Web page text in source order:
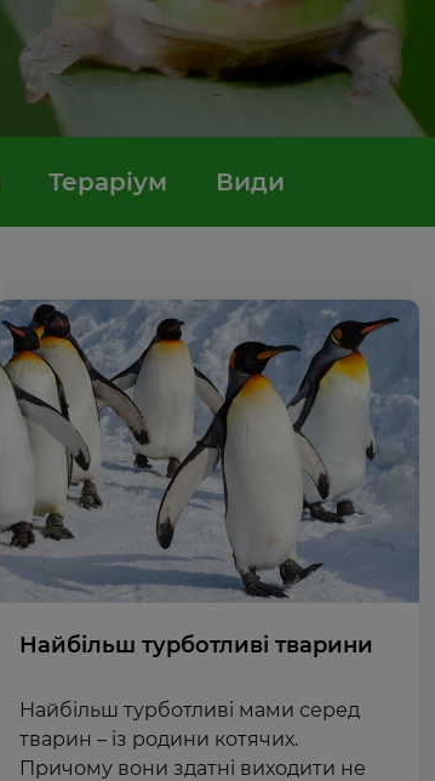
Тераріум Види
Найбільш турботливі тварини
Найбільш турботливі мами серед
тварин – із родини котячих.
Причому вони здатні виходити не